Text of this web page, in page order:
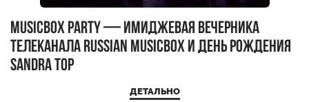
MUSICBOX PARTY — имиджевая вечерника
телеканала RUSSIAN MUSICBOX и день рождения
Sandra Top
ДЕТАЛЬНО